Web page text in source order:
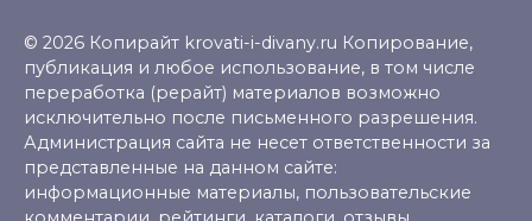
© 2026 Копирайт krovati-i-divany.ru Копирование,
публикация и любое использование, в том числе
переработка (рерайт) материалов возможно
исключительно после письменного разрешения.
Администрация сайта не несет ответственности за
представленные на данном сайте:
информационные материалы, пользовательские